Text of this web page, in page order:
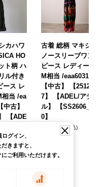
カハワ
HO
ト柄 ハ
ル付き
ース レ
相当 /ea
古】
【ADE
)
古着 総柄 マキシ丈
ノースリーブワン
ピース レディース
M相当 /eaa603130
【中古】 【25120
7】 【ADEL/アデ
ル】 【SS2606_1
0】
10,890(税込)
グイン、
きますと、
ご利用いただけます。